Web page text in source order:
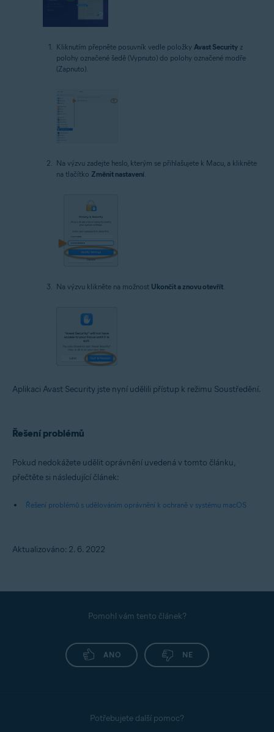
Kliknutím přepněte posuvník vedle položky Avast Security z
polohy označené šedě (Vypnuto) do polohy označené modře
(Zapnuto).
Na výzvu zadejte heslo, kterým se přihlašujete k Macu, a klikněte
na tlačítko Změnit nastavení.
Na výzvu klikněte na možnost Ukončit a znovu otevřít.
Aplikaci Avast Security jste nyní udělili přístup k režimu Soustředění.
Řešení problémů
Pokud nedokážete udělit oprávnění uvedená v tomto článku,
přečtěte si následující článek:
Řešení problémů s udělováním oprávnění k ochraně v systému macOS
Aktualizováno: 2. 6. 2022
Pomohl vám tento článek?
ANO NE
Potřebujete další pomoc?